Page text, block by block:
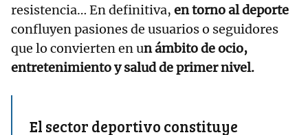
resistencia… En definitiva, en torno al deporte
confluyen pasiones de usuarios o seguidores
que lo convierten en un ámbito de ocio,
entretenimiento y salud de primer nivel.
El sector deportivo constituye